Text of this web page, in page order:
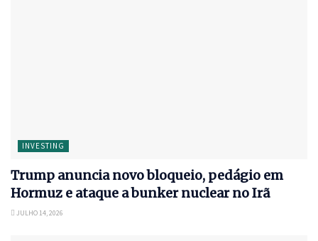
INVESTING
Trump anuncia novo bloqueio, pedágio em
Hormuz e ataque a bunker nuclear no Irã
JULHO 14, 2026